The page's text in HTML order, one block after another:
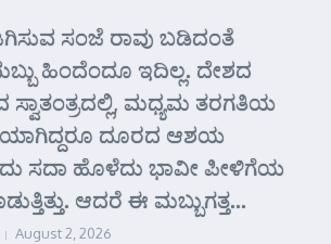
ಸಂಜೆ ರಾವು ಬಡಿದಂತೆ
ಹಿಂದೆಂದೂ ಇದಿಲ್ಲ. ದೇಶದ
ಸ್ವಾತಂತ್ರದಲ್ಲಿ, ಮಧ್ಯಮ ತರಗತಿಯ
ದೂರದ ಆಶಯ
ಸದಾ ಹೊಳೆದು ಭಾವೀ ಪೀಳಿಗೆಯ
ಆದರೆ ಈ ಮಬ್ಬುಗತ್ತ...
August 2, 2026